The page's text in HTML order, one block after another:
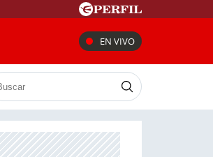
EN VIVO